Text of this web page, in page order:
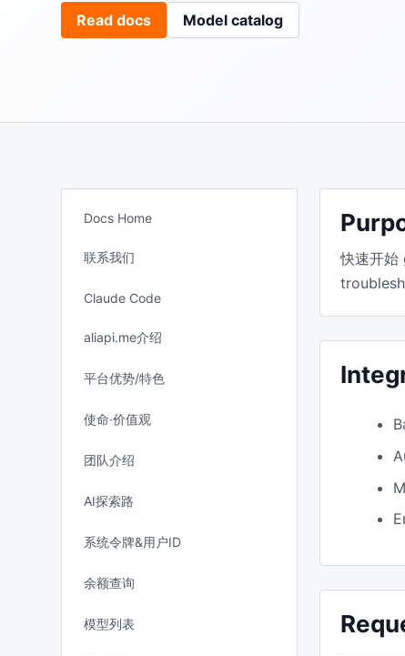
Read docs Model catalog
Docs Home
联系我们
Claude Code
aliapi.me介绍
平台优势/特色
使命·价值观
团队介绍
AI探索路
系统令牌&用户ID
余额查询
模型列表
快速开